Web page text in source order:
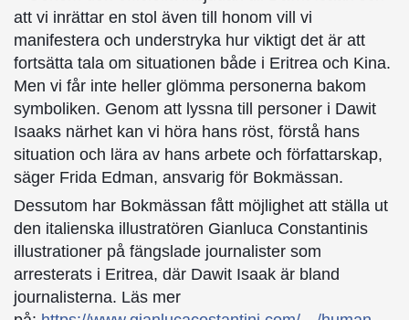
att vi inrättar en stol även till honom vill vi
manifestera och understryka hur viktigt det är att
fortsätta tala om situationen både i Eritrea och Kina.
Men vi får inte heller glömma personerna bakom
symboliken. Genom att lyssna till personer i Dawit
Isaaks närhet kan vi höra hans röst, förstå hans
situation och lära av hans arbete och författarskap,
säger Frida Edman, ansvarig för Bokmässan.
Dessutom har Bokmässan fått möjlighet att ställa ut
den italienska illustratören Gianluca Constantinis
illustrationer på fängslade journalister som
arresterats i Eritrea, där Dawit Isaak är bland
journalisterna. Läs mer